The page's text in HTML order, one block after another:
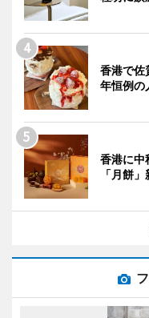
香港で
年恒例の
香港に
「月餅